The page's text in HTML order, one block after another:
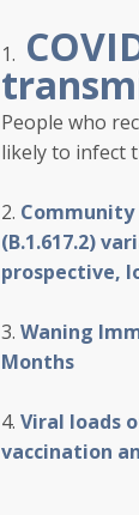
1.
People who
likely to infect
2. Community
(B.1.617.2)
prospective,
3. Waning
Months
4. Viral loads
vaccination